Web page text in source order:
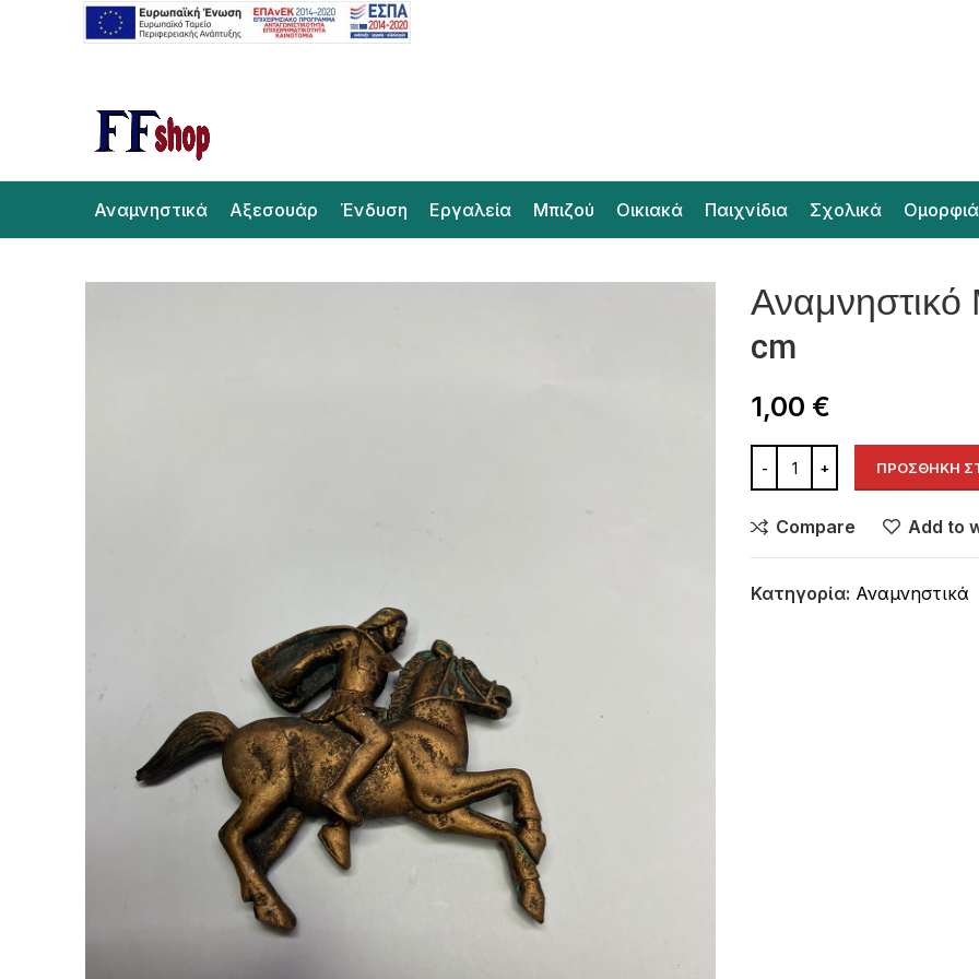
Αναμνηστικά Αξεσουάρ Ένδυση Εργαλεία Μπιζού Οικιακά Παιχνίδια Σχολικά Ομορφιά
Αναμνηστικό
cm
1,00 €
ΠΡΟΣΘΉΚΗ
Compare Add to
Κατηγορία: Αναμνηστικά